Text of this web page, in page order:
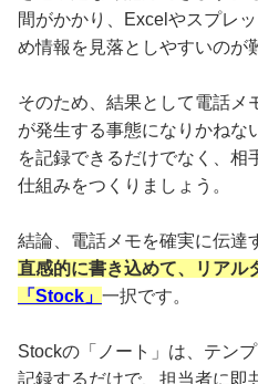
間がかかり、Excelやスプレ
め情報を見落としやすいのが
そのため、結果として電話メ
が発生する事態になりかねな
を記録できるだけでなく、相
仕組みをつくりましょう。
結論、電話メモを確実に伝達
直感的に書き込めて、リアル
「Stock」 一択です。
Stockの「ノート」は、テン
記録するだけで、担当者に即